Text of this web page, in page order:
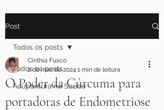
Post
Todos os posts
Acupuntura na Saúde
Todos os posts
O Poder da Cúrcuma para
portadoras de Endometriose
Cinthia Fusco
2 de mar. de 2024 1 min de leitura